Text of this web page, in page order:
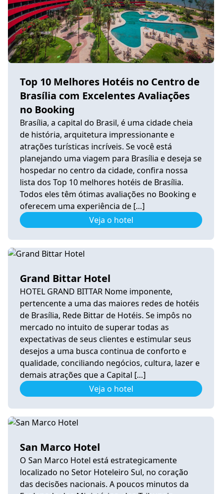
Top 10 Melhores Hotéis no Centro de
Brasília com Excelentes Avaliações
no Booking
Brasília, a capital do Brasil, é uma cidade cheia
de história, arquitetura impressionante e
atrações turísticas incríveis. Se você está
planejando uma viagem para Brasília e deseja se
hospedar no centro da cidade, confira nossa
lista dos Top 10 melhores hotéis de Brasília.
Todos eles têm ótimas avaliações no Booking e
oferecem uma experiência de […]
Veja o hotel
Grand Bittar Hotel
HOTEL GRAND BITTAR Nome imponente,
pertencente a uma das maiores redes de hotéis
de Brasília, Rede Bittar de Hotéis. Se impôs no
mercado no intuito de superar todas as
expectativas de seus clientes e estimular seus
desejos a uma busca continua de conforto e
qualidade, conciliando negócios, cultura, lazer e
demais atrações que a Capital […]
Veja o hotel
San Marco Hotel
O San Marco Hotel está estrategicamente
localizado no Setor Hoteleiro Sul, no coração
das decisões nacionais. A poucos minutos da